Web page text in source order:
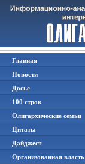
Главная
Новости
Досье
100 строк
Олигархические семьи
Цитаты
Дайджест
Организованная власть